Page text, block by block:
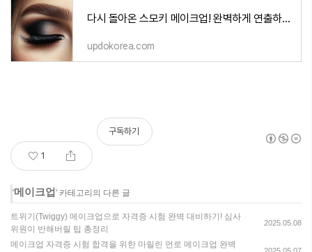
다시 돌아온 스모키 메이크업! 완벽하게 연출하는 방법
updokorea.com
1
구독하기
'메이크업 ' 카테고리의 다른 글
트위기(Twiggy) 메이크업으로 자격증 시험 완벽 대비하기! 심사
위원이 반해버릴 팁 총정리
2025.05.08
메이크업 자격증 시험 합격을 위한 마릴린 먼로 메이크업 완벽